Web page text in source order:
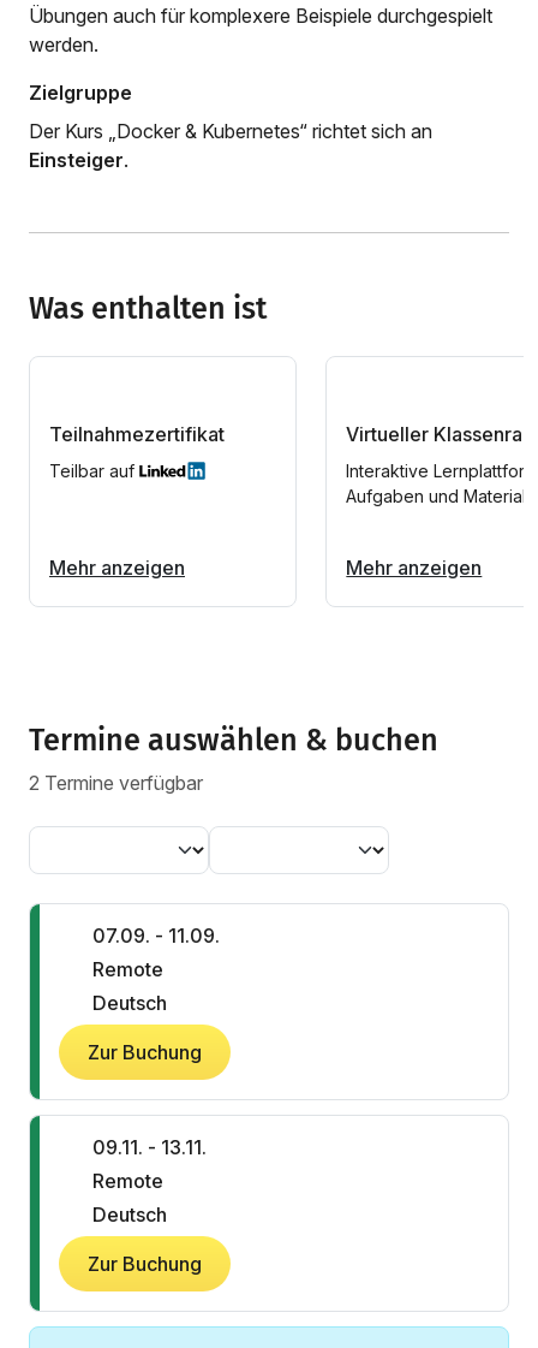
Übungen auch für komplexere Beispiele durchgespielt
werden.
Zielgruppe
Der Kurs „Docker & Kubernetes“ richtet sich an
Einsteiger.
Was enthalten ist
Teilnahmezertifikat
Teilbar auf
Mehr anzeigen
Virtueller
Interaktive
Aufgaben und
Mehr anzeigen
Termine auswählen & buchen
2 Termine verfügbar
07.09. - 11.09.
Remote
Deutsch
Zur Buchung
09.11. - 13.11.
Remote
Deutsch
Zur Buchung